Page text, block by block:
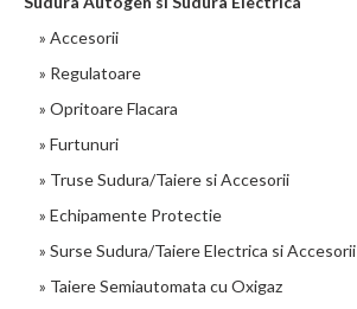
» Accesorii
» Regulatoare
» Opritoare Flacara
» Furtunuri
» Truse Sudura/Taiere si Accesorii
» Echipamente Protectie
» Surse Sudura/Taiere Electrica si Accesorii
» Taiere Semiautomata cu Oxigaz